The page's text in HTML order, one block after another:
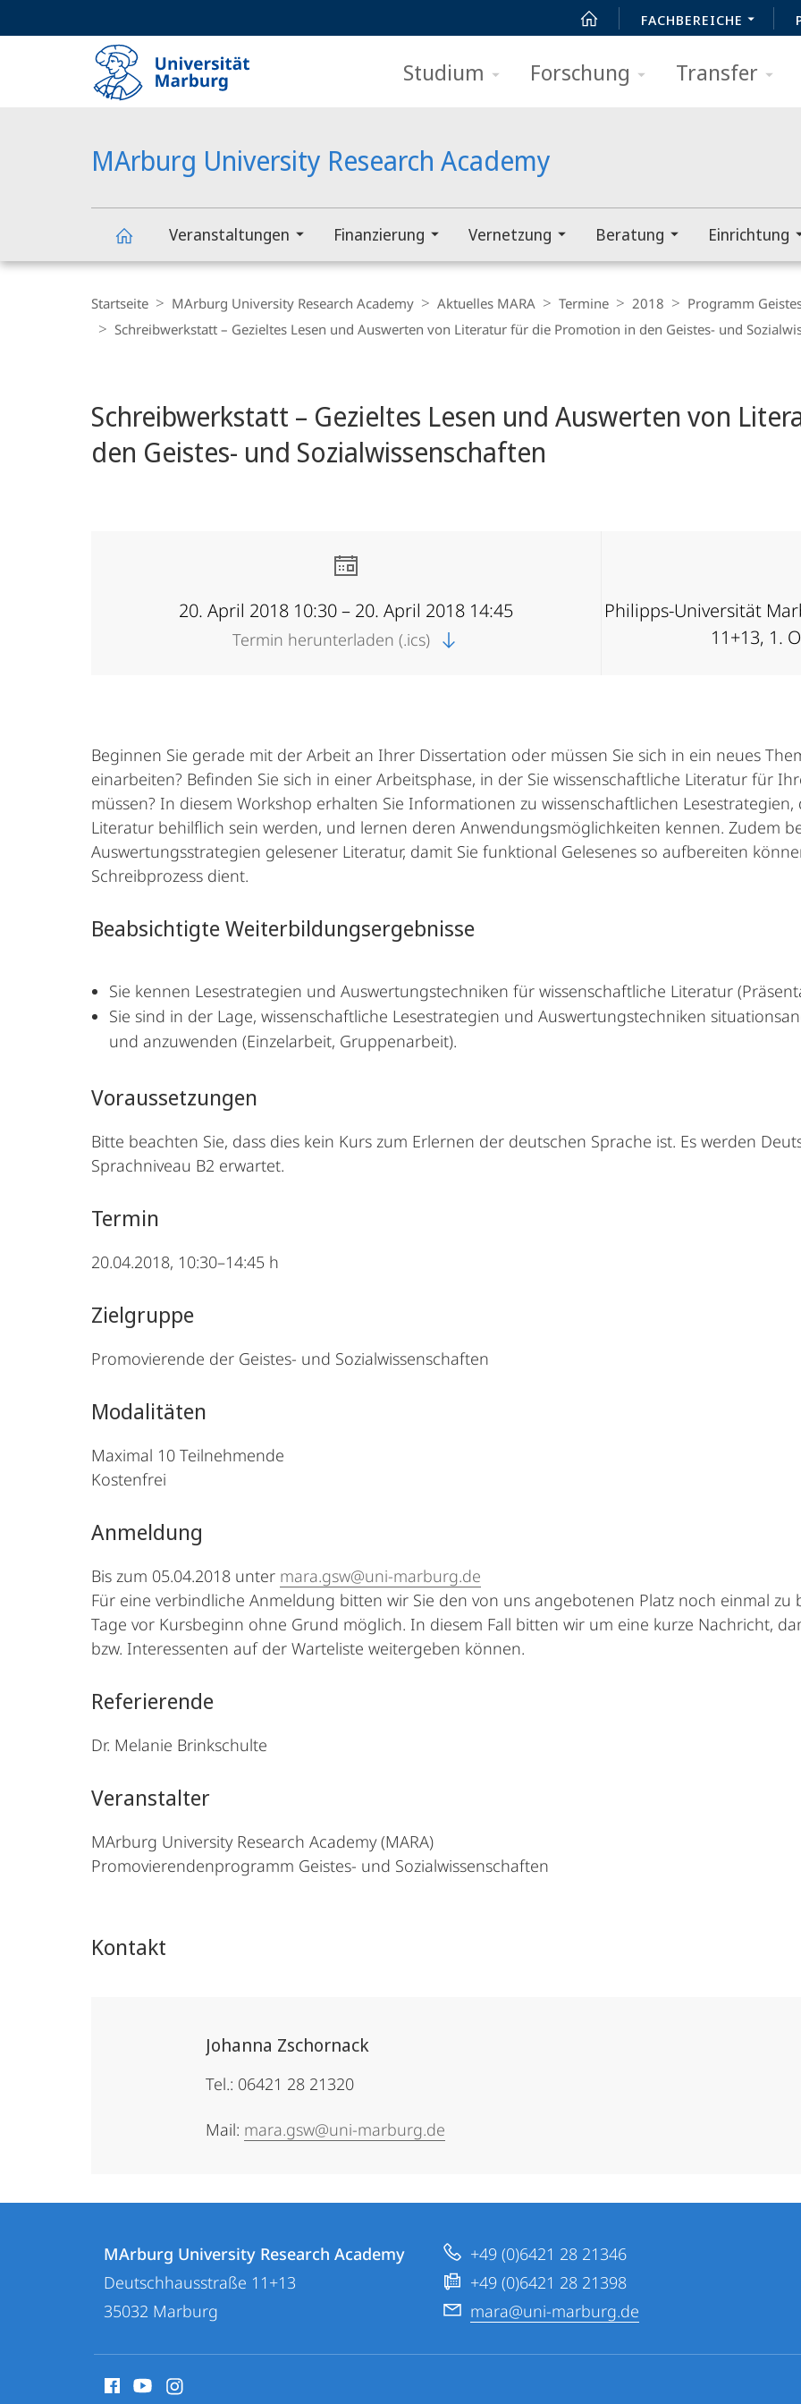
FACHBEREICHE
Studium Forschung Transfer
MArburg University Research Academy
University
Academy
Veranstaltungen Finanzierung Vernetzung Beratung Einrichtung
Navigation
Startseite MArburg University Research Academy Aktuelles MARA Termine 2018
Programm
Schreibwerkstatt – Gezieltes Lesen und Auswerten von Literatur für die Promotion in den Geistes- und
Schreibwerkstatt – Gezieltes Lesen und Auswerten von
den Geistes- und Sozialwissenschaften
20. April 2018 10:30 – 20. April 2018 14:45
Termin herunterladen (.ics)
Philipps-Universität
11+13, 1.
Beginnen Sie gerade mit der Arbeit an Ihrer Dissertation oder müssen Sie sich in ein neues
einarbeiten? Befinden Sie sich in einer Arbeitsphase, in der Sie wissenschaftliche Literatur für
müssen? In diesem Workshop erhalten Sie Informationen zu wissenschaftlichen
Literatur behilflich sein werden, und lernen deren Anwendungsmöglichkeiten kennen. Zudem
Auswertungsstrategien gelesener Literatur, damit Sie funktional Gelesenes so aufbereiten
Schreibprozess dient.
Beabsichtigte Weiterbildungsergebnisse
Sie kennen Lesestrategien und Auswertungstechniken für wissenschaftliche Literatur
Sie sind in der Lage, wissenschaftliche Lesestrategien und Auswertungstechniken
und anzuwenden (Einzelarbeit, Gruppenarbeit).
Voraussetzungen
Bitte beachten Sie, dass dies kein Kurs zum Erlernen der deutschen Sprache ist. Es werden
Sprachniveau B2 erwartet.
Termin
20.04.2018, 10:30–14:45 h
Zielgruppe
Promovierende der Geistes- und Sozialwissenschaften
Modalitäten
Maximal 10 Teilnehmende
Kostenfrei
Anmeldung
Bis zum 05.04.2018 unter mara.gsw@uni-marburg.de
Für eine verbindliche Anmeldung bitten wir Sie den von uns angebotenen Platz noch einmal zu
Tage vor Kursbeginn ohne Grund möglich. In diesem Fall bitten wir um eine kurze Nachricht,
bzw. Interessenten auf der Warteliste weitergeben können.
Referierende
Dr. Melanie Brinkschulte
Veranstalter
MArburg University Research Academy (MARA)
Promovierendenprogramm Geistes- und Sozialwissenschaften
Kontakt
Johanna Zschornack
Tel.: 06421 28 21320
Mail: mara.gsw@uni-marburg.de
Informationen
Kontaktinformationen
MArburg
University
Research
Academy
MArburg University Research Academy
Deutschhausstraße 11+13
35032 Marburg
+49 (0)6421 28 21346
+49 (0)6421 28 21398
mara@uni-marburg.de